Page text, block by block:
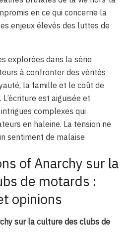
en ce qui concerne la
enjeux élevés des luttes de
explorées dans la série
à confronter des vérités
la famille et le coût de
est aiguisée et
complexes qui
en haleine. La tension ne
sentiment de malaise
of Anarchy sur la
de motards :
opinions
sur la culture des clubs de